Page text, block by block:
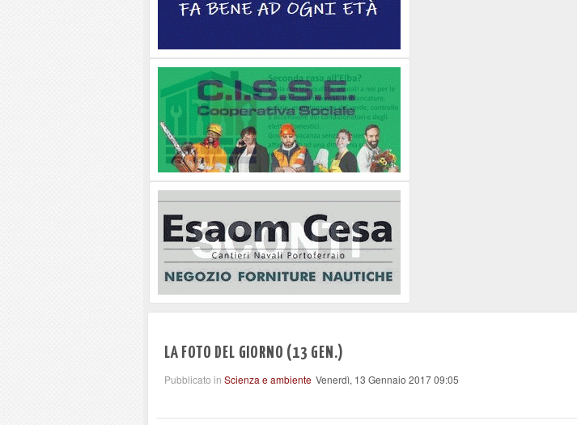
LA FOTO DEL GIORNO (13 GEN.)
Pubblicato in Scienza e ambiente Venerdì, 13 Gennaio 2017 09:05